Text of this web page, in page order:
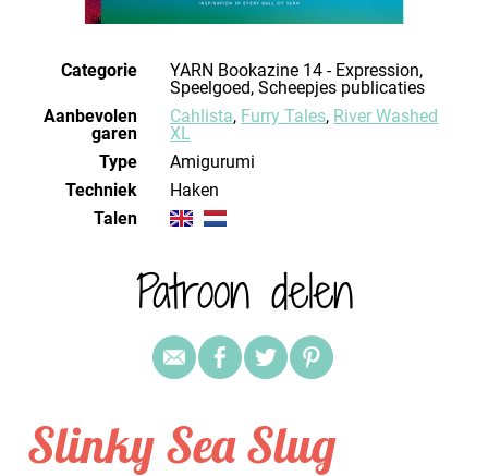
Categorie
YARN Bookazine 14 - Expression,
Speelgoed, Scheepjes publicaties
Aanbevolen
garen
Cahlista, Furry Tales, River Washed
XL
Type
Amigurumi
Techniek
haken
Talen
Patroon delen
Slinky Sea Slug